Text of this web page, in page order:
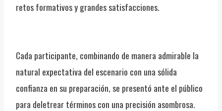
retos formativos y grandes satisfacciones.
Cada participante, combinando de manera admirable la
natural expectativa del escenario con una sólida
confianza en su preparación, se presentó ante el público
para deletrear términos con una precisión asombrosa.